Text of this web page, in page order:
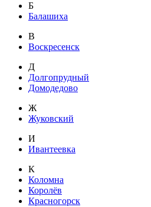
Б
Балашиха
В
Воскресенск
Д
Долгопрудный
Домодедово
Ж
Жуковский
И
Ивантеевка
К
Коломна
Королёв
Красногорск